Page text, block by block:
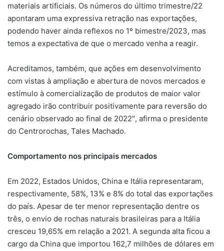
materiais artificiais. Os números do último trimestre/22
apontaram uma expressiva retração nas exportações,
podendo haver ainda reflexos no 1º bimestre/2023, mas
temos a expectativa de que o mercado venha a reagir.
Acreditamos, também, que ações em desenvolvimento
com vistas à ampliação e abertura de novos mercados e
estímulo à comercialização de produtos de maior valor
agregado irão contribuir positivamente para reversão do
cenário observado ao final de 2022″, afirma o presidente
do Centrorochas, Tales Machado.
Comportamento nos principais mercados
Em 2022, Estados Unidos, China e Itália representaram,
respectivamente, 58%, 13% e 8% do total das exportações
do país. Apesar de ter menor representação dentre os
três, o envio de rochas naturais brasileiras para a Itália
cresceu 19,65% em relação a 2021. A segunda alta ficou a
cargo da China que importou 162,7 milhões de dólares em